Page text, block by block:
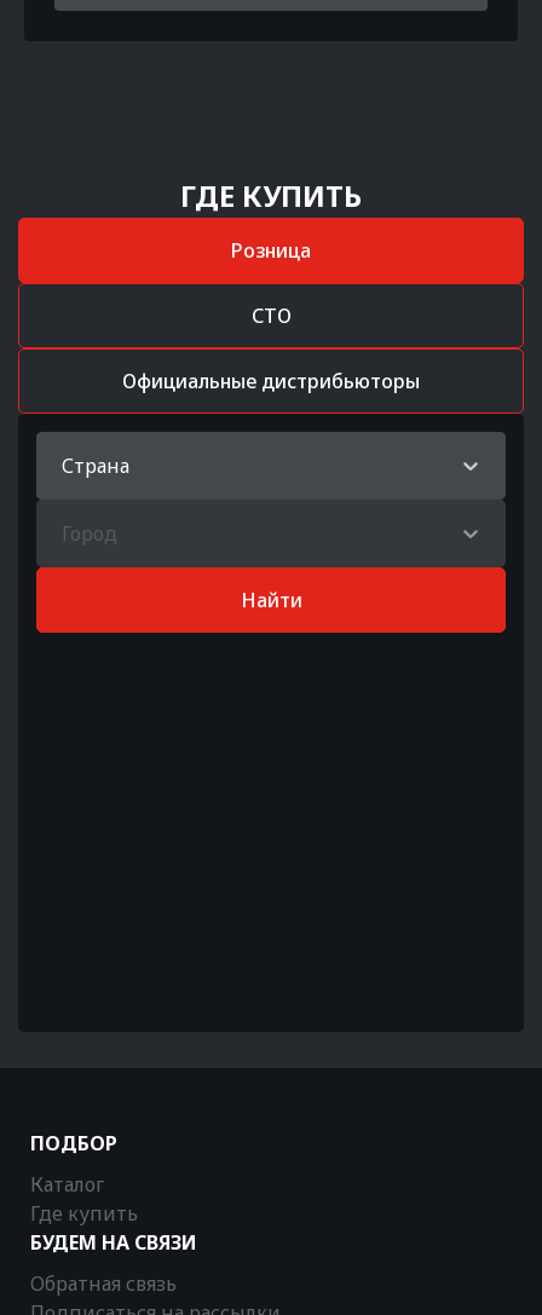
ГДЕ КУПИТЬ
Розница
СТО
Официальные дистрибьюторы
Страна
Город
Найти
ПОДБОР
Каталог
Где купить
БУДЕМ НА СВЯЗИ
Обратная связь